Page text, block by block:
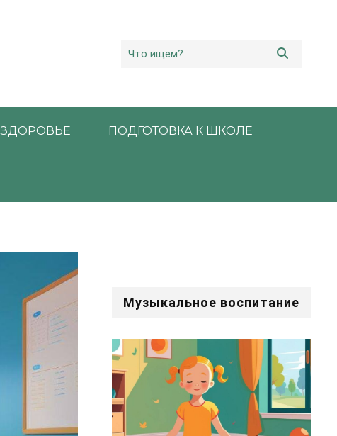
ЗДОРОВЬЕ ПОДГОТОВКА К ШКОЛЕ
Музыкальное воспитание